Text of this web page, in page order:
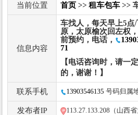
当前位置 首页 >> 租车包车 >>
信息内容
车找人，每天早上5点
原，太原榆次回左权
前预约，电话，
71
【电话咨询时，请一
的，谢谢！】
联系手机 13903546135 号码归属
发布者IP 113.27.133.208（山西省